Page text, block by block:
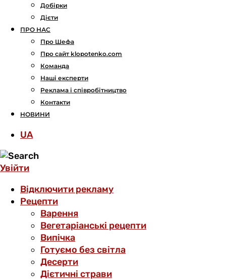
Добірки
Дієти
ПРО НАС
Про Шефа
Про сайт klopotenko.com
Команда
Наші експерти
Реклама і співробітництво
Контакти
НОВИНИ
UA
Увійти
Відключити рекламу
Рецепти
Варення
Вегетаріанські рецепти
Випічка
Готуємо без світла
Десерти
Дієтичні страви